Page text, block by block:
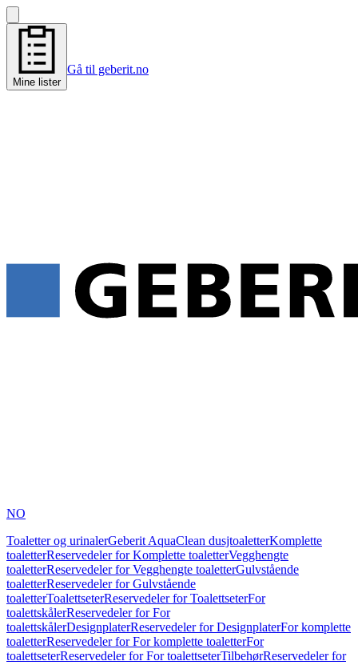
Mine lister
Gå til geberit.no
NO
Toaletter og urinalerGeberit AquaClean dusjtoaletterKomplette
toaletterReservedeler for Komplette toaletterVegghengte
toaletterReservedeler for Vegghengte toaletterGulvstående
toaletterReservedeler for Gulvstående
toaletterToalettseterReservedeler for ToalettseterFor
toalettskålerReservedeler for For
toalettskålerDesignplaterReservedeler for DesignplaterFor komplette
toaletterReservedeler for For komplette toaletterFor
toalettseterReservedeler for For toalettseterTilbehørReservedeler for